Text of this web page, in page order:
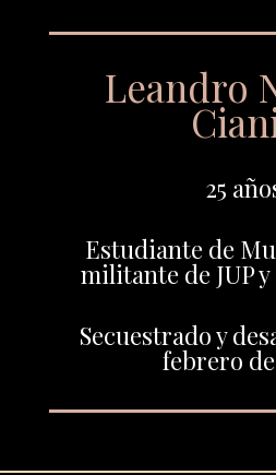
Leandro
25
Estudiante de
militante de JUP
Secuestrado y
febrero de